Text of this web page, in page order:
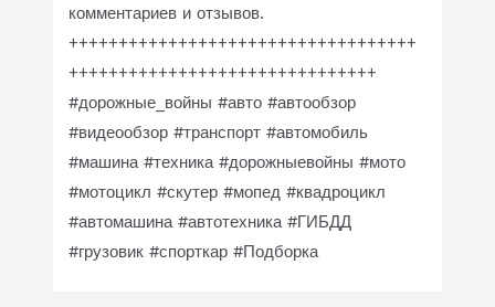
комментариев и отзывов.
+++++++++++++++++++++++++++++++++++
+++++++++++++++++++++++++++++++
#дорожные_войны #авто #автообзор
#видеообзор #транспорт #автомобиль
#машина #техника #дорожныевойны #мото
#мотоцикл #скутер #мопед #квадроцикл
#автомашина #автотехника #ГИБДД
#грузовик #спорткар #Подборка